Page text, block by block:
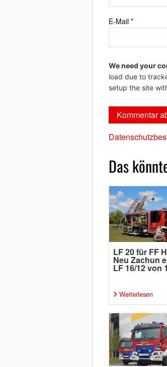
E-Mail *
We need your
load due to
setup the site
Das
LF 20 für FF
Neu Zachun
LF 16/12 von
Weiterlesen